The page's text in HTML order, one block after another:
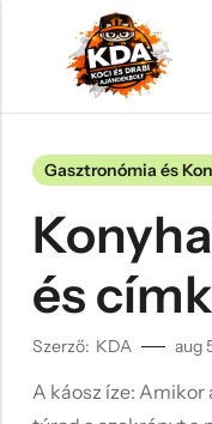
Gasztronómia és
és
Szerző: KDA aug
A káosz íze: Amikor
Back
Póló
Bögre
Kulacs
Back
Apának
Tesónak
Gyereknek
Back
Nőnapra
Anyák napjára
Apák napjára
Back
Leánybúcsú
Lakásavató
Halloween
Back
Könyvmoly
Horgász
Zene